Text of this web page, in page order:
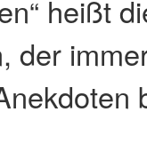
heißt
der